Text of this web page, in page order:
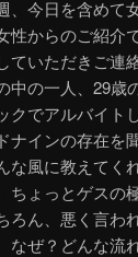
、今日を含めて
性からのご紹介
ていただきご連
中の一人、29歳
クでアルバイト
ナインの存在を
な風に教えてく
ちょっとゲスの
ろん、悪く言わ
なぜ？どんな流